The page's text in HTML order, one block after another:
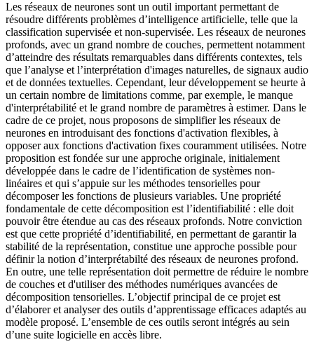
Les réseaux de neurones sont un outil important permettant de
résoudre différents problèmes d’intelligence artificielle, telle que la
classification supervisée et non-supervisée. Les réseaux de neurones
profonds, avec un grand nombre de couches, permettent notamment
d’atteindre des résultats remarquables dans différents contextes, tels
que l’analyse et l’interprétation d'images naturelles, de signaux audio
et de données textuelles. Cependant, leur développement se heurte à
un certain nombre de limitations comme, par exemple, le manque
d'interprétabilité et le grand nombre de paramètres à estimer. Dans le
cadre de ce projet, nous proposons de simplifier les réseaux de
neurones en introduisant des fonctions d'activation flexibles, à
opposer aux fonctions d'activation fixes couramment utilisées. Notre
proposition est fondée sur une approche originale, initialement
développée dans le cadre de l’identification de systèmes non-
linéaires et qui s’appuie sur les méthodes tensorielles pour
décomposer les fonctions de plusieurs variables. Une propriété
fondamentale de cette décomposition est l’identifiabilité : elle doit
pouvoir être étendue au cas des réseaux profonds. Notre conviction
est que cette propriété d’identifiabilité, en permettant de garantir la
stabilité de la représentation, constitue une approche possible pour
définir la notion d’interprétabilté des réseaux de neurones profond.
En outre, une telle représentation doit permettre de réduire le nombre
de couches et d'utiliser des méthodes numériques avancées de
décomposition tensorielles. L’objectif principal de ce projet est
d’élaborer et analyser des outils d’apprentissage efficaces adaptés au
modèle proposé. L’ensemble de ces outils seront intégrés au sein
d’une suite logicielle en accès libre.